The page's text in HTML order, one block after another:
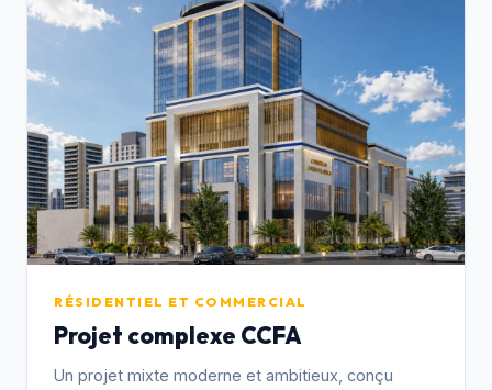
RÉSIDENTIEL ET COMMERCIAL
Projet complexe CCFA
Un projet mixte moderne et ambitieux, conçu